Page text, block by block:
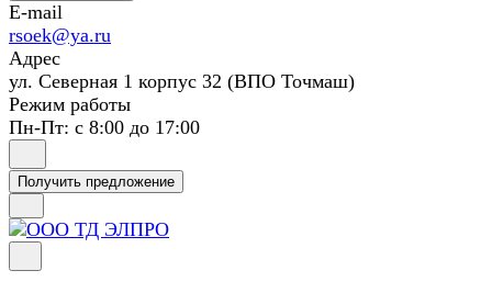
E-mail
rsoek@ya.ru
Адрес
ул. Северная 1 корпус 32 (ВПО Точмаш)
Режим работы
Пн-Пт: с 8:00 до 17:00
Получить предложение